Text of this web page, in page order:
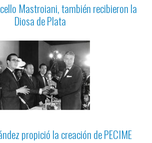
Mastroiani, también recibieron la
Diosa de Plata
propició la creación de PECIME